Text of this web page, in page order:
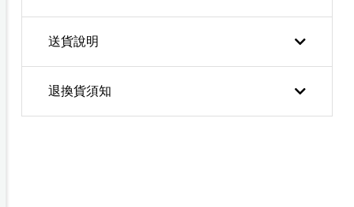
送貨說明
退換貨須知